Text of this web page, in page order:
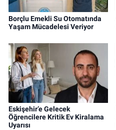
Borçlu Emekli Su Otomatında
Yaşam Mücadelesi Veriyor
Eskişehir’e Gelecek
Öğrencilere Kritik Ev Kiralama
Uyarısı